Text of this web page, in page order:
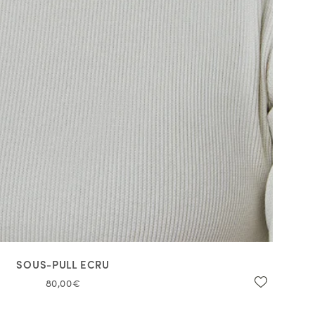
SOUS-PULL ECRU
80,00€